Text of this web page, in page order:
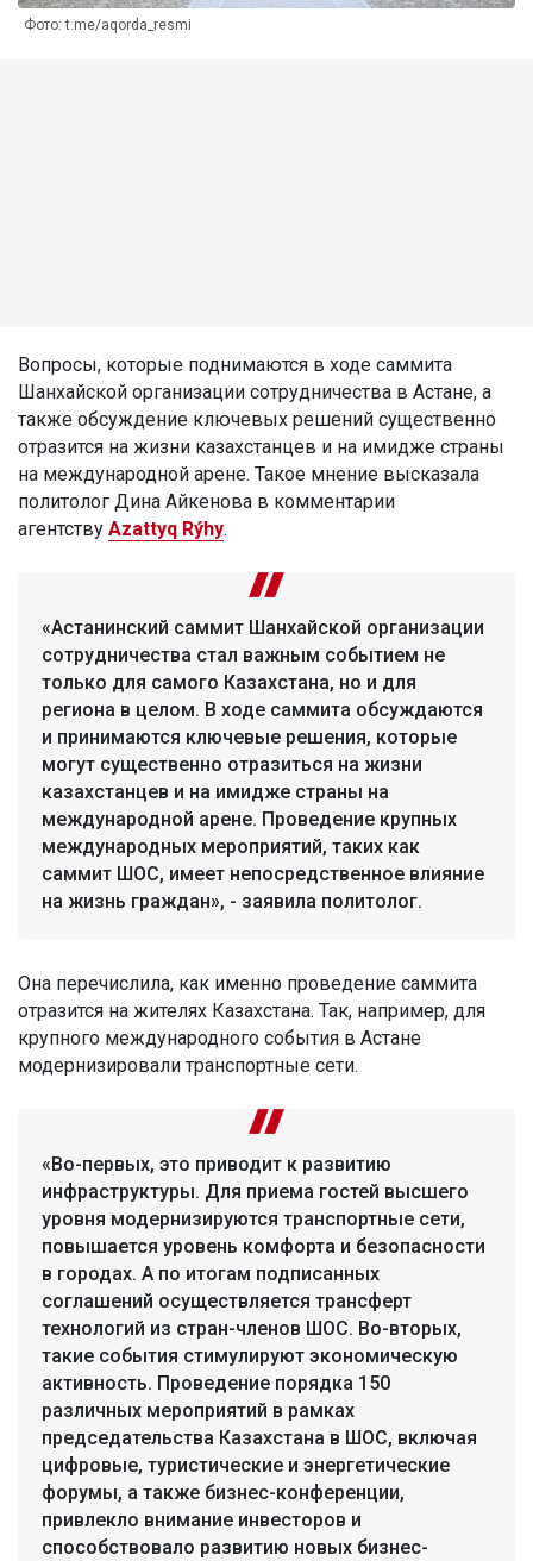
Фото: t.me/aqorda_resmi
Вопросы, которые поднимаются в ходе саммита
Шанхайской организации сотрудничества в Астане, а
также обсуждение ключевых решений существенно
отразится на жизни казахстанцев и на имидже страны
на международной арене. Такое мнение высказала
политолог Дина Айкенова в комментарии
агентству Azattyq Rýhy.
«Астанинский саммит Шанхайской организации
сотрудничества стал важным событием не
только для самого Казахстана, но и для
региона в целом. В ходе саммита обсуждаются
и принимаются ключевые решения, которые
могут существенно отразиться на жизни
казахстанцев и на имидже страны на
международной арене. Проведение крупных
международных мероприятий, таких как
саммит ШОС, имеет непосредственное влияние
на жизнь граждан», - заявила политолог.
Она перечислила, как именно проведение саммита
отразится на жителях Казахстана. Так, например, для
крупного международного события в Астане
модернизировали транспортные сети.
«Во-первых, это приводит к развитию
инфраструктуры. Для приема гостей высшего
уровня модернизируются транспортные сети,
повышается уровень комфорта и безопасности
в городах. А по итогам подписанных
соглашений осуществляется трансферт
технологий из стран-членов ШОС. Во-вторых,
такие события стимулируют экономическую
активность. Проведение порядка 150
различных мероприятий в рамках
председательства Казахстана в ШОС, включая
цифровые, туристические и энергетические
форумы, а также бизнес-конференции,
привлекло внимание инвесторов и
способствовало развитию новых бизнес-